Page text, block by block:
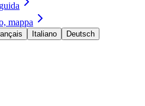
mappa
Italiano Deutsch